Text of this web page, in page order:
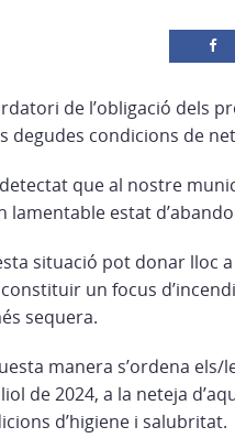
de l’obligació dels
degudes condicions de
detectat que al nostre
lamentable estat
situació pot donar lloc
un focus
sequera.
manera s’ordena
de 2024, a la neteja
d’higiene i salubritat.